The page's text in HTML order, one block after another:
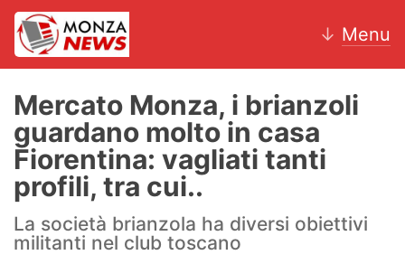
↓ Menu
News
AC Monza
Calcio
Mercato Monza, i brianzoli
guardano molto in casa
Fiorentina: vagliati tanti
profili, tra cui..
La società brianzola ha diversi obiettivi
militanti nel club toscano